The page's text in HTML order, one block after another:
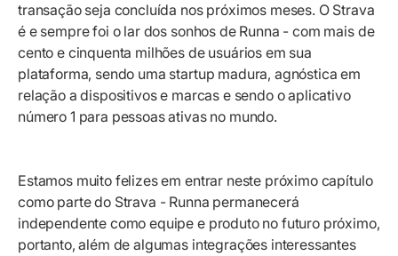
transação seja concluída nos próximos meses. O Strava
é e sempre foi o lar dos sonhos de Runna - com mais de
cento e cinquenta milhões de usuários em sua
plataforma, sendo uma startup madura, agnóstica em
relação a dispositivos e marcas e sendo o aplicativo
número 1 para pessoas ativas no mundo.
Estamos muito felizes em entrar neste próximo capítulo
como parte do Strava - Runna permanecerá
independente como equipe e produto no futuro próximo,
portanto, além de algumas integrações interessantes